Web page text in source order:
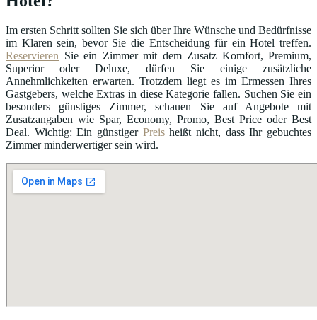
Im ersten Schritt sollten Sie sich über Ihre Wünsche und Bedürfnisse
im Klaren sein, bevor Sie die Entscheidung für ein Hotel treffen.
Reservieren Sie ein Zimmer mit dem Zusatz Komfort, Premium,
Superior oder Deluxe, dürfen Sie einige zusätzliche
Annehmlichkeiten erwarten. Trotzdem liegt es im Ermessen Ihres
Gastgebers, welche Extras in diese Kategorie fallen. Suchen Sie ein
besonders günstiges Zimmer, schauen Sie auf Angebote mit
Zusatzangaben wie Spar, Economy, Promo, Best Price oder Best
Deal. Wichtig: Ein günstiger Preisheißt nicht, dass Ihr gebuchtes
Zimmer minderwertiger sein wird.